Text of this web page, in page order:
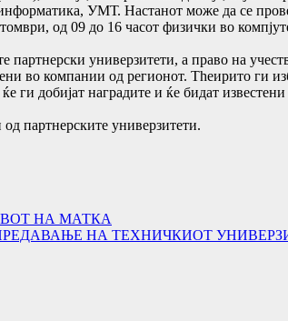
УМТ. Настанот може да се
од 09 до 16 часот физички во
универзитети, а право на
во компании од регионот. Theирито ги
добијат наградите и ќе бидат
партнерските универзитети.
НА МАТКА
НА ТЕХНИЧКИОТ